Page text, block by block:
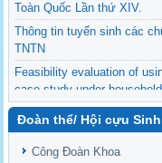
Toàn Quốc Lần thứ XIV.
Thông tin tuyển sinh các
TNTN
Feasibility evaluation of
case study under
Delta
Sediment properties in
upstream Mekong Delta
Đoàn thể/ Hội cựu
Công Đoàn Khoa